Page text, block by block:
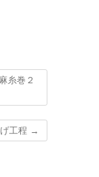
糸巻２
工程 →